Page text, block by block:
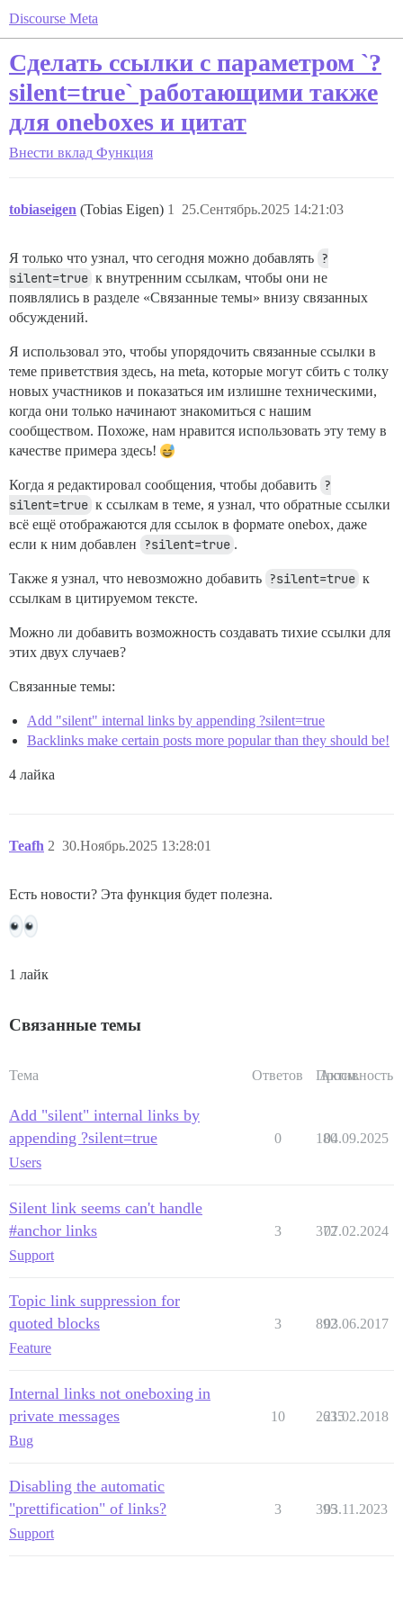
Discourse Meta
Сделать ссылки с параметром `?
silent=true` работающими также
для oneboxes и цитат
Внести вклад Функция
tobiaseigen (Tobias Eigen) 25.Сентябрь.2025 14:21:03
1
Я только что узнал, что сегодня можно добавлять ?
silent=true к внутренним ссылкам, чтобы они не
появлялись в разделе «Связанные темы» внизу связанных
обсуждений.
Я использовал это, чтобы упорядочить связанные ссылки в
теме приветствия здесь, на meta, которые могут сбить с толку
новых участников и показаться им излишне техническими,
когда они только начинают знакомиться с нашим
сообществом. Похоже, нам нравится использовать эту тему в
качестве примера здесь!
Когда я редактировал сообщения, чтобы добавить ?
silent=true к ссылкам в теме, я узнал, что обратные ссылки
всё ещё отображаются для ссылок в формате onebox, даже
если к ним добавлен ?silent=true .
Также я узнал, что невозможно добавить ?silent=true к
ссылкам в цитируемом тексте.
Можно ли добавить возможность создавать тихие ссылки для
этих двух случаев?
Связанные темы:
Add "silent" internal links by appending ?silent=true
Backlinks make certain posts more popular than they should be!
4 лайка
Teafh 30.Ноябрь.2025 13:28:01
2
Есть новости? Эта функция будет полезна.
1 лайк
Связанные темы
Тема Ответов Просм.
Активность
Add "silent" internal links by
appending ?silent=true
Users
0 180
04.09.2025
Silent link seems can't handle
#anchor links
Support
3 372
07.02.2024
Topic link suppression for
quoted blocks
Feature
3 892
03.06.2017
Internal links not oneboxing in
private messages
Bug
10 2635
21.02.2018
Disabling the automatic
"prettification" of links?
Support
3 395
03.11.2023